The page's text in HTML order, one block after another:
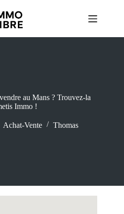
au Mans ? Trouvez-la
Immo !
Achat-Vente Thomas